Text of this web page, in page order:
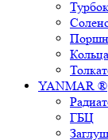
YANMAR ®
ГБЦ